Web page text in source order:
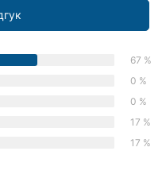
67 %
0 %
0 %
17 %
17 %